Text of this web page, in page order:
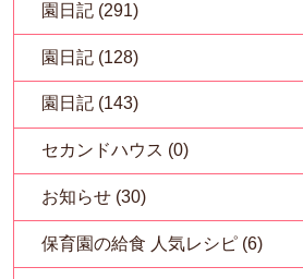
園日記 (291)
園日記 (128)
園日記 (143)
セカンドハウス (0)
お知らせ (30)
保育園の給食 人気レシピ (6)